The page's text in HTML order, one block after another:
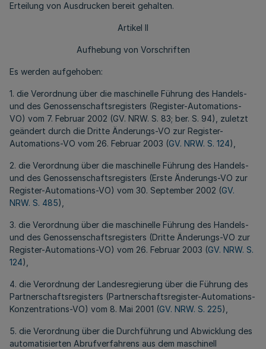
Erteilung von Ausdrucken bereit gehalten.
Artikel II
Aufhebung von Vorschriften
Es werden aufgehoben:
1. die Verordnung über die maschinelle Führung des Handels-
und des Genossenschaftsregisters (Register-Automations-
VO) vom 7. Februar 2002 (GV. NRW. S. 83; ber. S. 94), zuletzt
geändert durch die Dritte Änderungs-VO zur Register-
Automations-VO vom 26. Februar 2003 (GV. NRW. S. 124),
2. die Verordnung über die maschinelle Führung des Handels-
und des Genossenschaftsregisters (Erste Änderungs-VO zur
Register-Automations-VO) vom 30. September 2002 (GV.
NRW. S. 485),
3. die Verordnung über die maschinelle Führung des Handels-
und des Genossenschaftsregisters (Dritte Änderungs-VO zur
Register-Automations-VO) vom 26. Februar 2003 (GV. NRW. S.
124),
4. die Verordnung der Landesregierung über die Führung des
Partnerschaftsregisters (Partnerschaftsregister-Automations-
Konzentrations-VO) vom 8. Mai 2001 (GV. NRW. S. 225),
5. die Verordnung über die Durchführung und Abwicklung des
automatisierten Abrufverfahrens aus dem maschinell